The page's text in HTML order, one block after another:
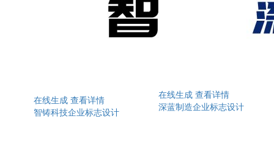
在线生成 查看详情
智铸科技企业标志设计
在线生成 查看详情
深蓝制造企业标志设计